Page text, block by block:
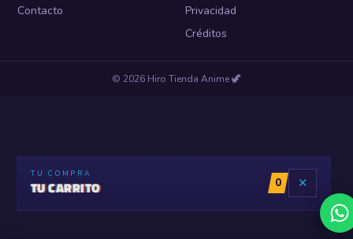
Contacto
Privacidad
Créditos
© 2026 Hiro Tienda Anime🦖
TU COMPRA
TU CARRITO 0 ✕